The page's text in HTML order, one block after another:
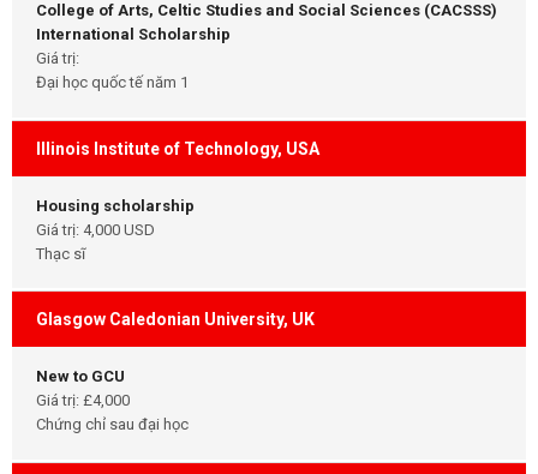
College of Arts, Celtic Studies and Social Sciences (CACSSS)
International Scholarship
Giá trị:
Đại học quốc tế năm 1
Illinois Institute of Technology, USA
Housing scholarship
Giá trị: 4,000 USD
Thạc sĩ
Glasgow Caledonian University, UK
New to GCU
Giá trị: £4,000
Chứng chỉ sau đại học